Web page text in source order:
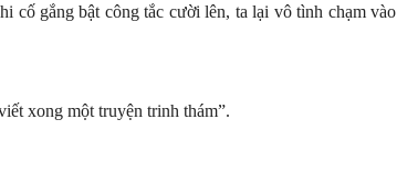
cố gắng bật công tắc cười lên, ta lại vô tình chạm vào
xong một truyện trinh thám”.